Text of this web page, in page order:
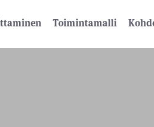
Toimintamalli